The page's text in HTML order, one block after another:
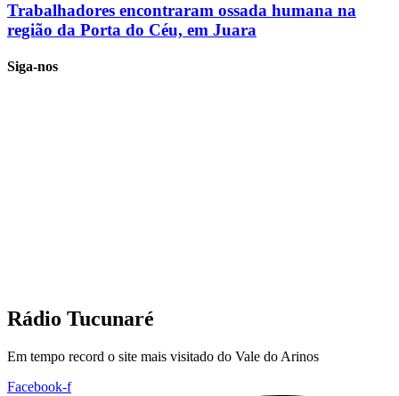
Trabalhadores encontraram ossada humana na
região da Porta do Céu, em Juara
Siga-nos
Rádio Tucunaré
Em tempo record o site mais visitado do Vale do Arinos
Facebook-f